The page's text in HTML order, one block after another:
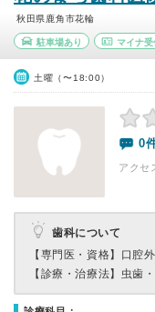
秋田県鹿角市花輪
駐車場あり マイナ受
土曜（〜18:00）
0
アク
歯科について
【専門医・資格】 口腔
【診療・治療法】 虫歯